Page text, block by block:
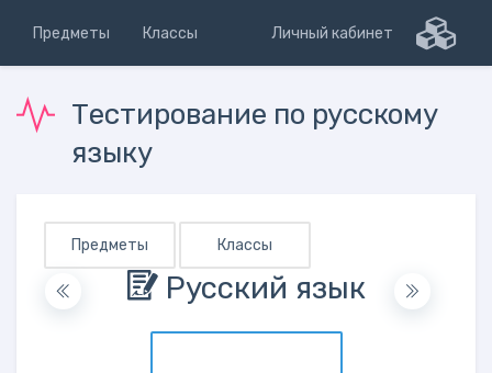
Предметы Классы Личный кабинет
Тестирование по русскому
языку
Предметы Классы
Русский язык